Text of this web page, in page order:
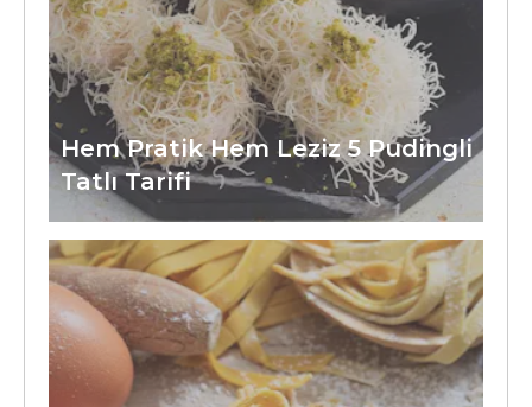
Hem Pratik Hem Leziz 5 Pudingli
Tatlı Tarifi